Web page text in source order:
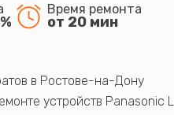
Время ремонта
от 20 мин
в Ростове-на-Дону
устройств Panasonic